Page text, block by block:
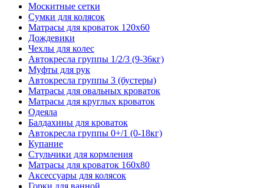
Москитные сетки
Сумки для колясок
Матрасы для кроваток 120х60
Дождевики
Чехлы для колес
Автокресла группы 1/2/3 (9-36кг)
Муфты для рук
Автокресла группы 3 (бустеры)
Матрасы для овальных кроваток
Матрасы для круглых кроваток
Одеяла
Балдахины для кроваток
Автокресла группы 0+/1 (0-18кг)
Купание
Стульчики для кормления
Матрасы для кроваток 160х80
Аксессуары для колясок
Горки для ванной